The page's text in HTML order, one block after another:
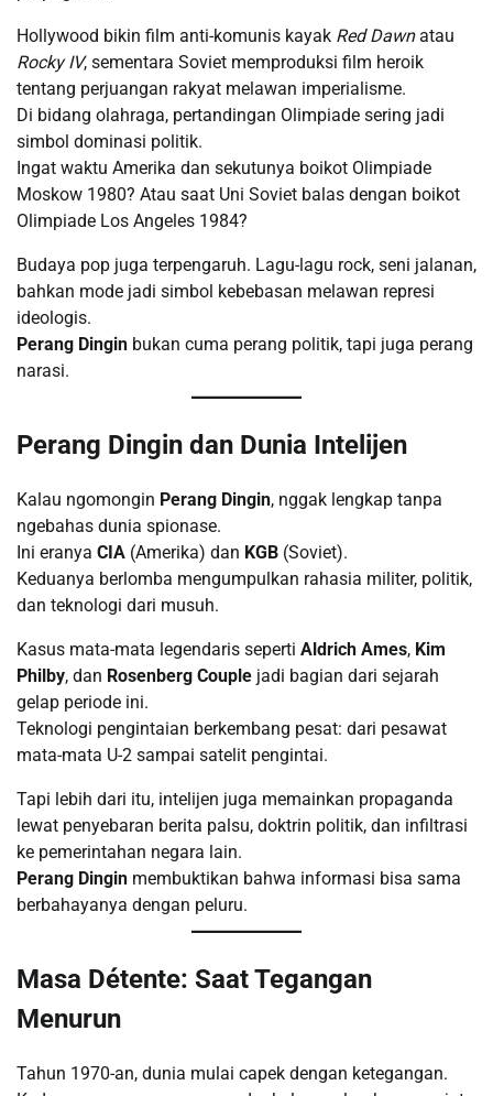
Hollywood bikin film anti-komunis kayak Red Dawnatau
Rocky IV, sementara Soviet memproduksi film heroik
tentang perjuangan rakyat melawan imperialisme.
Di bidang olahraga, pertandingan Olimpiade sering jadi
simbol dominasi politik.
Ingat waktu Amerika dan sekutunya boikot Olimpiade
Moskow 1980? Atau saat Uni Soviet balas dengan boikot
Olimpiade Los Angeles 1984?
Budaya pop juga terpengaruh. Lagu-lagu rock, seni jalanan,
bahkan mode jadi simbol kebebasan melawan represi
ideologis.
Perang Dingin bukan cuma perang politik, tapi juga perang
narasi.
Perang Dingin dan Dunia Intelijen
Kalau ngomongin Perang Dingin, nggak lengkap tanpa
ngebahas dunia spionase.
Ini eranya CIA (Amerika) dan KGB (Soviet).
Keduanya berlomba mengumpulkan rahasia militer, politik,
dan teknologi dari musuh.
Kasus mata-mata legendaris seperti Aldrich Ames, Kim
Philby, dan Rosenberg Couple jadi bagian dari sejarah
gelap periode ini.
Teknologi pengintaian berkembang pesat: dari pesawat
mata-mata U-2 sampai satelit pengintai.
Tapi lebih dari itu, intelijen juga memainkan propaganda
lewat penyebaran berita palsu, doktrin politik, dan infiltrasi
ke pemerintahan negara lain.
Perang Dingin membuktikan bahwa informasi bisa sama
berbahayanya dengan peluru.
Masa Détente: Saat Tegangan
Menurun
Tahun 1970-an, dunia mulai capek dengan ketegangan.